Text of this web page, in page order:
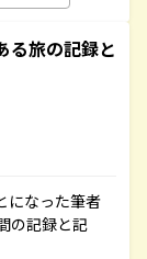
旅の記録と
になった筆者
の記録と記